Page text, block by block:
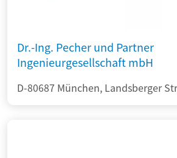
Dr.-Ing. Pecher und Partner
Ingenieurgesellschaft mbH
D-80687 München, Landsberger